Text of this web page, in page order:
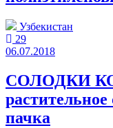
Узбекистан
29
06.07.2018
СОЛОДКИ
пачка